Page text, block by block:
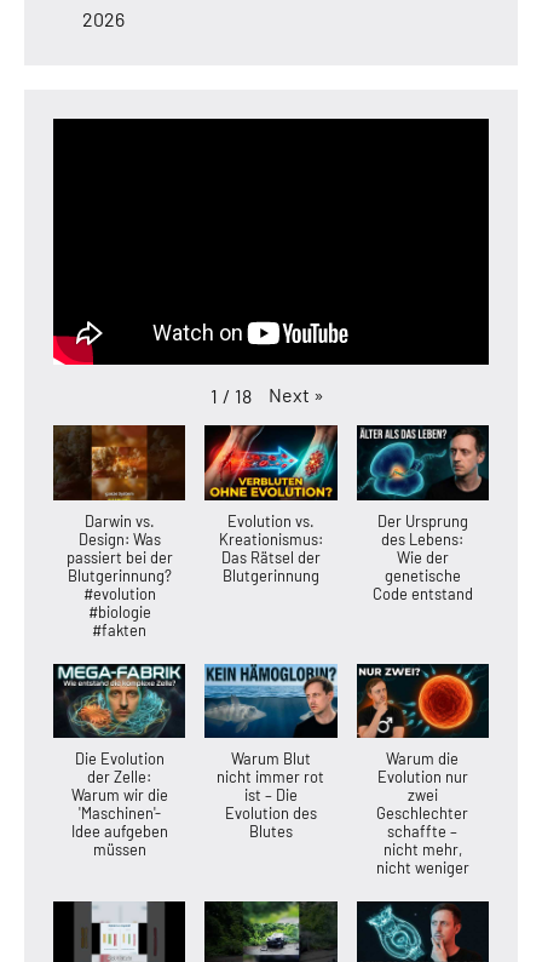
2026
1 / 18 Next »
Darwin vs.
Design: Was
passiert bei der
Blutgerinnung?
#evolution
#biologie
#fakten
Evolution vs.
Kreationismus:
Das Rätsel der
Blutgerinnung
Der Ursprung
des Lebens:
Wie der
genetische
Code entstand
Die Evolution
der Zelle:
Warum wir die
'Maschinen'-
Idee aufgeben
müssen
Warum Blut
nicht immer rot
ist – Die
Evolution des
Blutes
Warum die
Evolution nur
zwei
Geschlechter
schaffte –
nicht mehr,
nicht weniger